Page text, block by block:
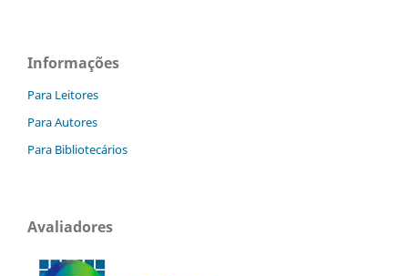
Informações
Para Leitores
Para Autores
Para Bibliotecários
Avaliadores